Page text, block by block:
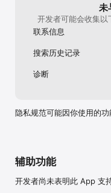
未
开发者可能会收集以
联系信息
搜索历史记录
诊断
隐私规范可能因你使用的功
辅助功能
开发者尚未表明此 App 支